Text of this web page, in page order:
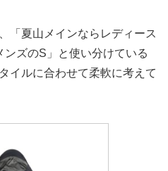
「夏山メインならレディース
ズのS」と使い分けている
イルに合わせて柔軟に考えて